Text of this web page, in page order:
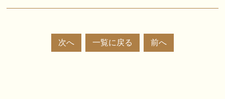
次へ 一覧に戻る 前へ